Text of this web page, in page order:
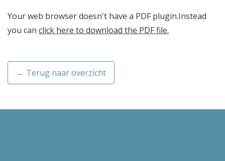
Your web browser doesn't have a PDF plugin.Instead
you can click here to download the PDF file.
← Terug naar overzicht